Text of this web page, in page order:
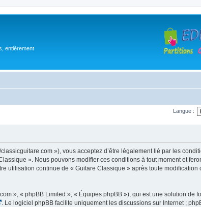
entièrement
Langue :
»), vous acceptez d’être légalement lié par les
». Nous pouvons modifier ces conditions à tout moment et
utilisation continue de « Guitare Classique » après toute modification
», « phpBB Limited », « Équipes phpBB »), qui est une solution de
. Le logiciel phpBB facilite uniquement les discussions sur Internet ;